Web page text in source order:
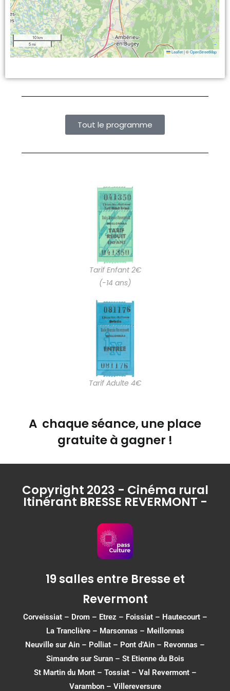
10 km
5 mi
Leaflet |©OpenStreetMap
Tout le programme
Tarif Enfant 2€
(-14 ans)
Tarif Adulte 4€
A chaque séance, une place
gratuite à gagner !
Copyright 2023 - Cinéma rural
Itinérant BRESSE REVERMONT -
19 salles entre Bresse et
Revermont
Corveissiat– Drom– Etrez – Foissiat– Hautecourt–
La Tranclière – Marsonnas – Meillonnas
Neuville sur Ain – Polliat – Pont d’Ain – Revonnas –
Simandre sur Suran– St Etienne du Bois
St Martin du Mont– Tossiat– Val Revermont–
Varambon– Villereversure